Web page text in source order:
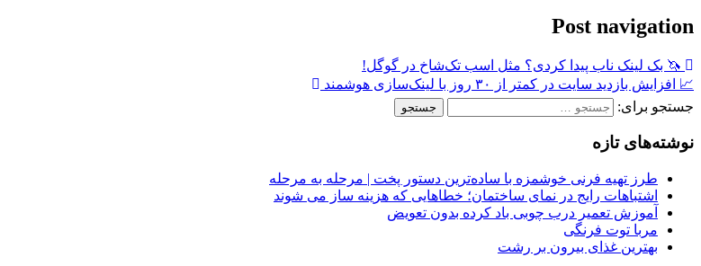
Post navigation
🦄 بک لینک ناب پیدا کردی؟ مثل اسب تک‌شاخ در گوگل!
📈 افزایش بازدید سایت در کمتر از ۳۰ روز با لینک‌سازی هوشمند
جستجو برای:
نوشته‌های تازه
طرز تهیه فرنی خوشمزه با ساده‌ترین دستور پخت | مرحله به مرحله
اشتباهات رایج در نمای ساختمان؛ خطاهایی که هزینه ساز می شوند
آموزش تعمیر درب چوبی باد کرده بدون تعویض
مربا توت فرنگی
بهترین غذای بیرون بر رشت